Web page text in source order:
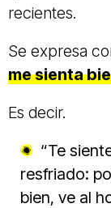
recientes.
Se expresa
me sienta
Es decir.
“Te
resfriado:
bien, ve al